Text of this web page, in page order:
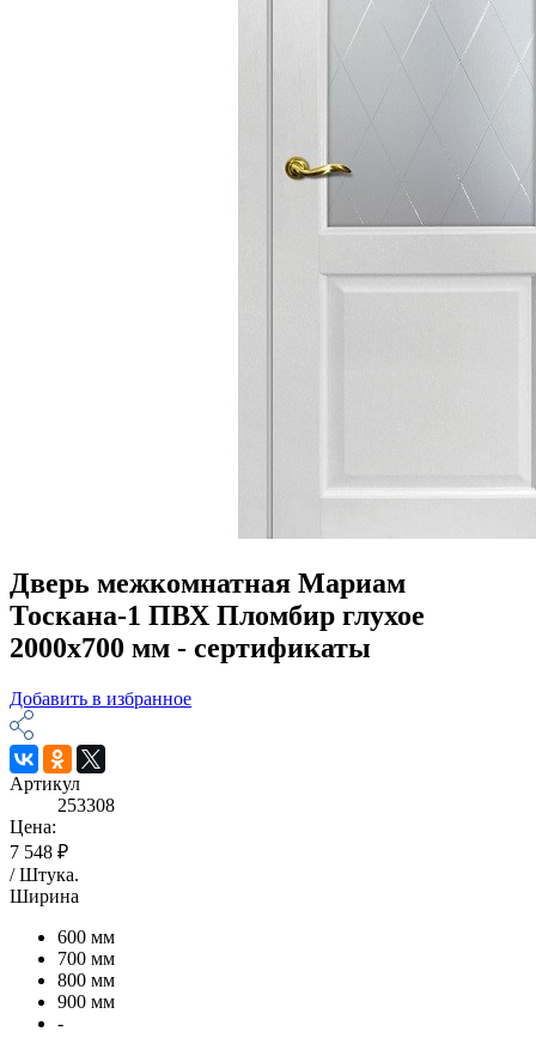
Дверь межкомнатная Мариам
Тоскана-1 ПВХ Пломбир глухое
2000х700 мм - сертификаты
Добавить в избранное
Артикул
253308
Цена:
7 548 ₽
/Штука.
Ширина
600 мм
700 мм
800 мм
900 мм
-